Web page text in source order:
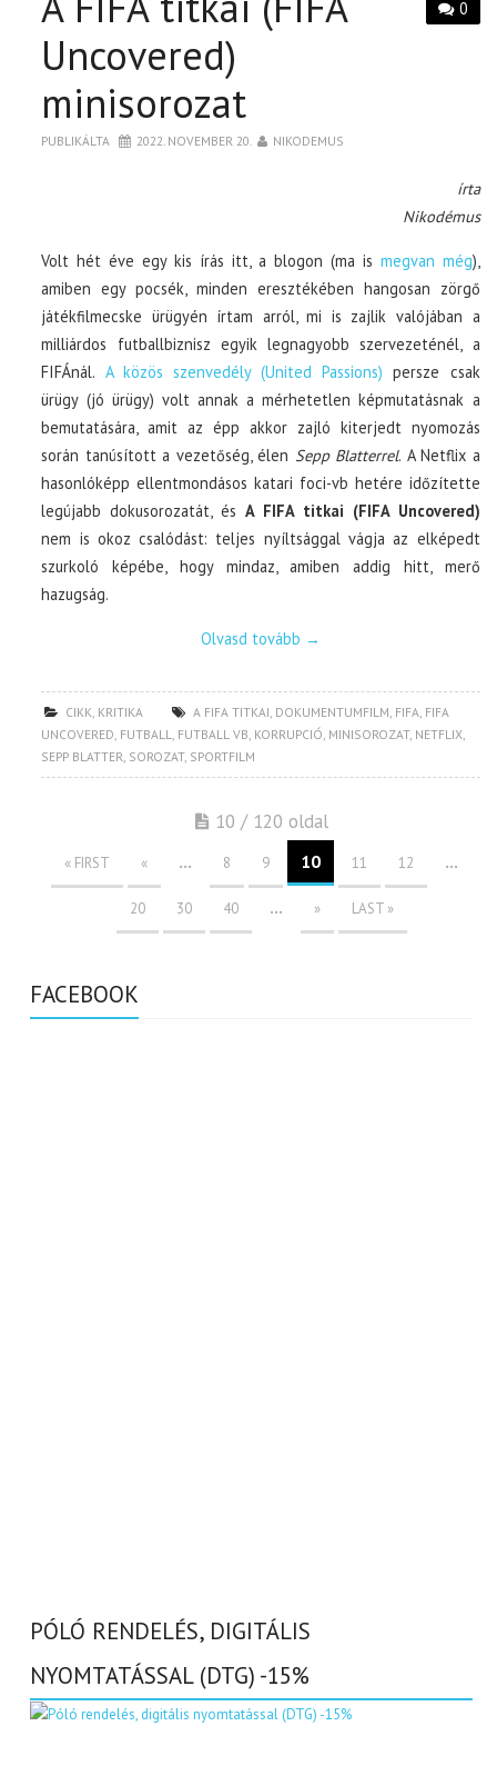
0
Uncovered)
minisorozat
PUBLIKÁLTA 2022. NOVEMBER 20. NIKODEMUS
írta
Nikodémus
Volt hét éve egy kis írás itt, a blogon (ma is megvan még),
amiben egy pocsék, minden eresztékében hangosan zörgő
játékfilmecske ürügyén írtam arról, mi is zajlik valójában a
milliárdos futballbiznisz egyik legnagyobb szervezeténél, a
FIFÁnál. A közös szenvedély (United Passions) persze csak
ürügy (jó ürügy) volt annak a mérhetetlen képmutatásnak a
bemutatására, amit az épp akkor zajló kiterjedt nyomozás
során tanúsított a vezetőség, élen Sepp Blatterrel. A Netflix a
hasonlóképp ellentmondásos katari foci-vb hetére időzítette
legújabb dokusorozatát, ésA FIFA titkai (FIFA Uncovered)
nem is okoz csalódást: teljes nyíltsággal vágja az elképedt
szurkoló képébe, hogy mindaz, amiben addig hitt, merő
hazugság.
Olvasd tovább →
CIKK KRITIKA A FIFA TITKAI DOKUMENTUMFILM FIFA FIFA
UNCOVERED FUTBALL FUTBALL VB KORRUPCIÓ MINISOROZAT, NETFLIX
SEPP BLATTER SOROZAT, SPORTFILM
10 / 120 oldal
« FIRST « ... 8 9 10 11 12 ...
20 30 40 ... » LAST »
FACEBOOK
PÓLÓ RENDELÉS, DIGITÁLIS
NYOMTATÁSSAL (DTG) -15%